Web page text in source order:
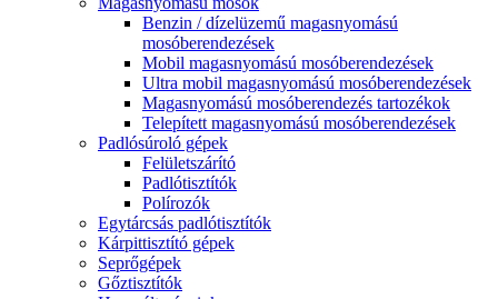
Benzin / dízelüzemű magasnyomású
mosóberendezések
Mobil magasnyomású mosóberendezések
Ultra mobil magasnyomású mosóberendezések
Magasnyomású mosóberendezés tartozékok
Telepített magasnyomású mosóberendezések
Padlósúroló gépek
Felületszárító
Padlótisztítók
Polírozók
Egytárcsás padlótisztítók
Kárpittisztító gépek
Seprőgépek
Gőztisztítók